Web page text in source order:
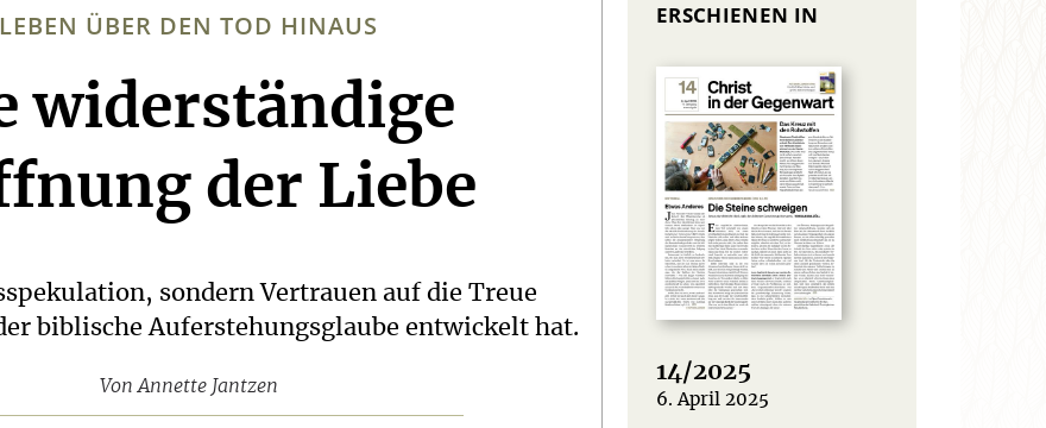
LEBEN ÜBER DEN TOD HINAUS
:
widerständige
der Liebe
sondern Vertrauen auf die Treue
biblische Auferstehungsglaube entwickelt hat.
Von Annette Jantzen
ERSCHIENEN IN
14/2025
:
6. April 2025